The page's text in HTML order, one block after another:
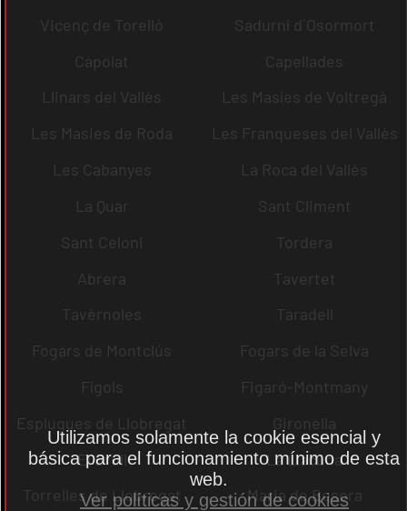
Vicenç de Torelló
Sadurní d´Osormort
Capolat
Capellades
Llinars del Vallès
Les Masíes de Voltregà
Les Masies de Roda
Les Franqueses del Vallès
Les Cabanyes
La Roca del Vallès
La Quar
Sant Climent
Sant Celoni
Tordera
Abrera
Tavertet
Tavèrnoles
Taradell
Fogars de Montclús
Fogars de la Selva
Fígols
Figaró-Montmany
Esplugues de Llobregat
Gironella
El Brull
La Llacuna
Torrelles de Llobregat
Maria de Besora
Utilizamos solamente la cookie esencial y
básica para el funcionamiento mínimo de esta
web.
Ver políticas y gestión de cookies